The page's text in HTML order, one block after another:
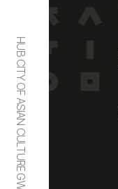
HUB CITY OF ASIAN CULTURE GWANGJU